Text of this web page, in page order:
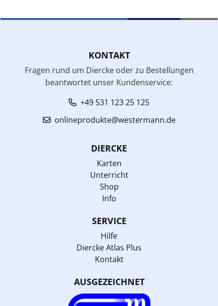
KONTAKT
Fragen rund um Diercke oder zu Bestellungen
beantwortet unser Kundenservice:
+49 531 123 25 125
onlineprodukte@westermann.de
DIERCKE
Karten
Unterricht
Shop
Info
SERVICE
Hilfe
Diercke Atlas Plus
Kontakt
AUSGEZEICHNET